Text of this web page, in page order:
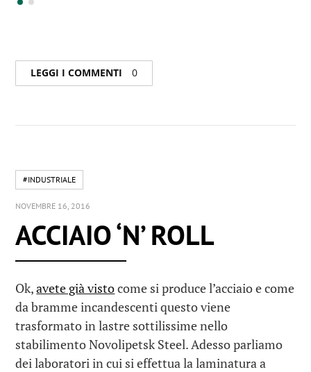
LEGGI I COMMENTI 0
#INDUSTRIALE
NOVEMBRE 16, 2016
ACCIAIO ‘N’ ROLL
Ok,avete già vistocome si produce l’acciaio e come
da bramme incandescenti questo viene
trasformato in lastre sottilissime nello
stabilimento Novolipetsk Steel. Adesso parliamo
dei laboratori in cui si effettua la laminatura a